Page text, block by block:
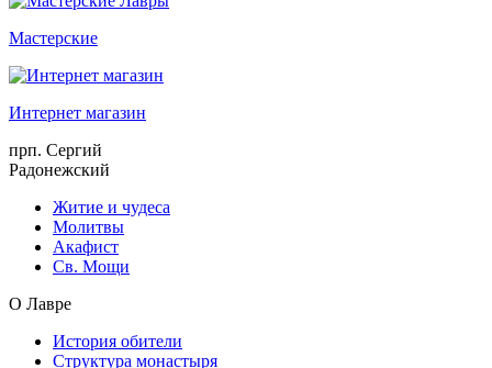
Мастерские
Интернет магазин
прп. Сергий
Радонежский
Житие и чудеса
Молитвы
Акафист
Св. Мощи
О Лавре
История обители
Структура монастыря